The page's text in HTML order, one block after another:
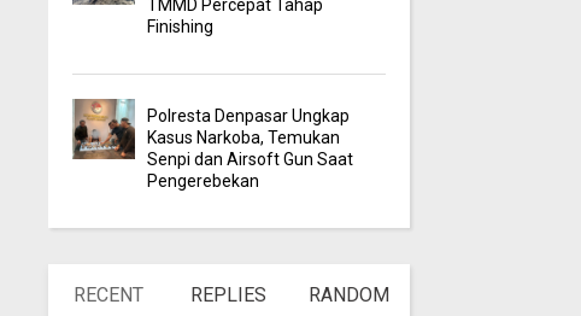
TMMD Percepat Tahap
Finishing
Polresta Denpasar Ungkap
Kasus Narkoba, Temukan
Senpi dan Airsoft Gun Saat
Pengerebekan
RECENT REPLIES RANDOM